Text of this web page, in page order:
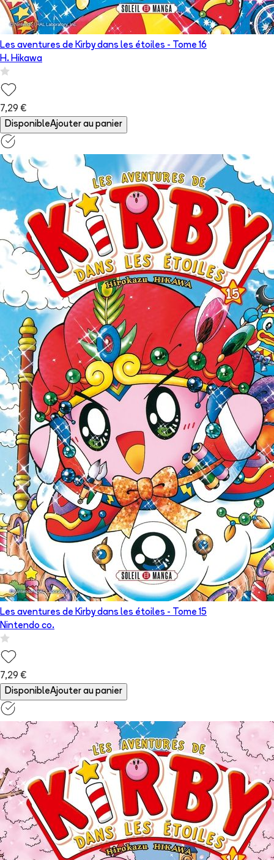
Les aventures de Kirby dans les étoiles - Tome 16
H. Hikawa
7,29 €
DisponibleAjouter au panier
Les aventures de Kirby dans les étoiles - Tome 15
Nintendo co.
7,29 €
DisponibleAjouter au panier